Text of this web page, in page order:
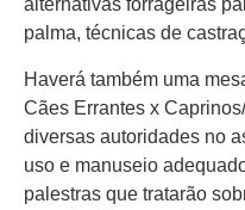
alternativas forrageiras
palma, técnicas de
Haverá também uma
Cães Errantes x
diversas autoridades no
uso e manuseio
palestras que tratarão